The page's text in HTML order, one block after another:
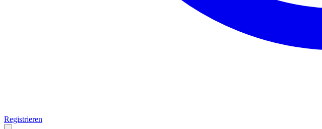
Registrieren